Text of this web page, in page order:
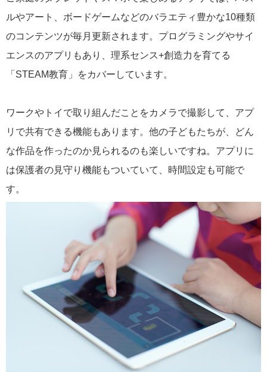
ルやアート、ボードゲームなどのバラエティ豊かな10種類
のコンテンツが毎月更新されます。プログラミングやサイ
エンスのアプリもあり、理系センス+創造力を育てる
「STEAM教育」をカバーしています。
ワークやトイで取り組んだことをカメラで撮影して、アプ
リで共有できる機能もあります。他の子どもたちが、どん
な作品を作ったのか見られるのも楽しいですね。アプリに
は保護者の見守り機能もついていて、時間設定も可能で
す。